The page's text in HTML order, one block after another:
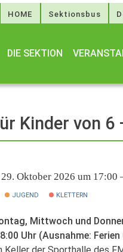
HOME Sektionsbus
DIE SEKTION
Kinder von 6
29. Oktober 2026 um 17:00
JUGEND KLETTERN
Mittwoch und
Uhr (Ausnahme:
Keller der Sporthalle des